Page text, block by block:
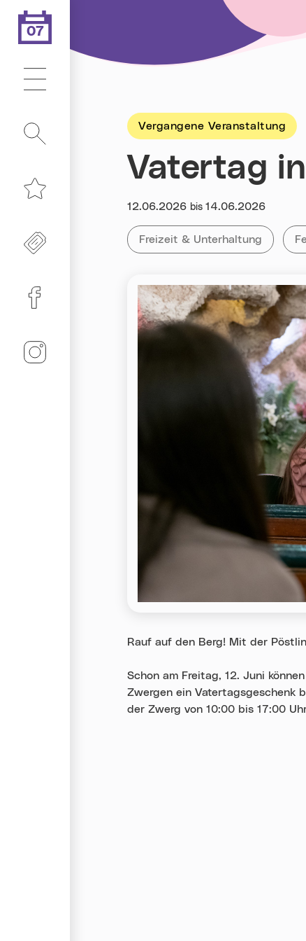
Heute ist der
07
.08.2026
Linz-Termine auf Facebook
Vergangene Veranstaltung
Vatertag
Datum:
12.06.2026 bis 14.06.2026
Kategorie:
Alle Veranstaltungen der
Freizeit & Unterhaltung Tag:
Rauf auf den Berg! Mit der
Schon am Freitag, 12. Juni
Zwergen ein Vatertagsgeschenk
der Zwerg von 10:00 bis 17:00